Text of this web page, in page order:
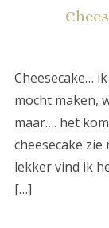
Cheesecake…
mocht maken,
maar…. het
cheesecake
lekker vind ik
[…]